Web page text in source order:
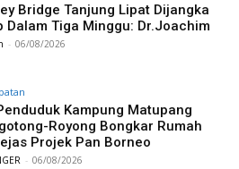
Bridge Tanjung Lipat Dijangka
Dalam Tiga Minggu: Dr.Joachim
- 06/08/2026
Kampung Matupang
Royong Bongkar Rumah
Projek Pan Borneo
- 06/08/2026